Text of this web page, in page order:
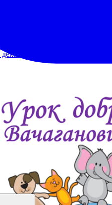
творчества
Х городской открытый
учащихся. Мероприятия
2017 г. по апрель 2018